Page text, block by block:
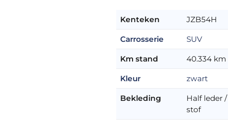
Kenteken JZB54H
Carrosserie SUV
Km stand 40.334 km
Kleur zwart
Bekleding
Half leder /
stof